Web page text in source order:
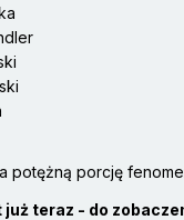
potężną porcję
już teraz - do